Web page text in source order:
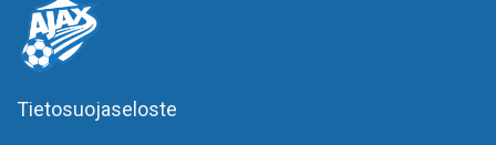
Tietosuojaseloste